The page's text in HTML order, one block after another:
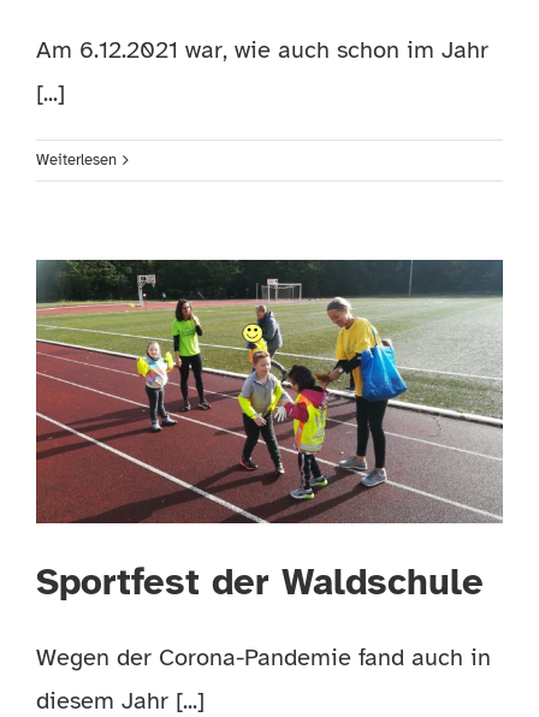
Am 6.12.2021 war, wie auch schon im Jahr
[...]
Weiterlesen
Sportfest der Waldschule
Wegen der Corona-Pandemie fand auch in
diesem Jahr [...]